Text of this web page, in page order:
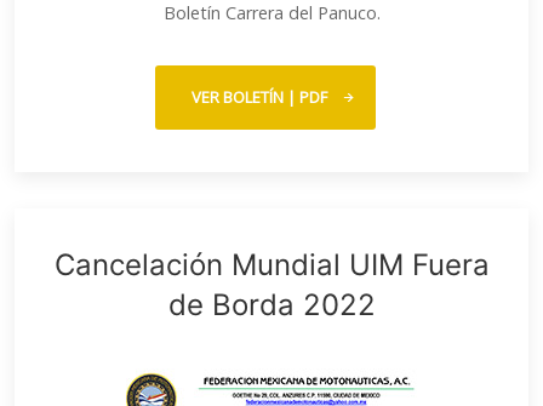
Boletín Carrera del Panuco.
VER BOLETÍN | PDF
Cancelación Mundial UIM Fuera
de Borda 2022